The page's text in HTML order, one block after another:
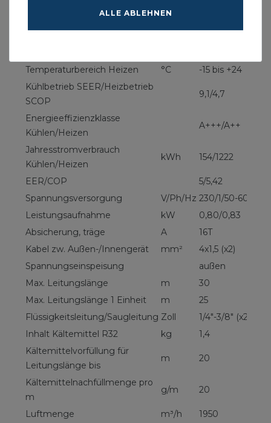
Heizleistung min./Nenn./max
kW
Temperaturbereich Heizen
°C
-15 bis +24
Kühlbetrieb SEER/Heizbetrieb
SCOP
9,1/4,7
Energieeffizienzklasse
Kühlen/Heizen
A+++/A++
Jahresstromverbrauch
Kühlen/Heizen
kWh 154/1222
EER/COP
5/5,42
Spannungsversorgung
V/Ph/Hz 230/1/50-60
Leistungsaufnahme
kW
0,80/0,83
Absicherung, träge
A
16T
Kabel zw. Außen-/Innengerät
mm²
4x1,5 (x2)
Spannungseinspeisung
außen
Max. Leitungslänge
m
30
Max. Leitungslänge 1 Einheit
m
25
Flüssigkeitsleitung/Saugleitung Zoll
1/4"-3/8" (x2)
Inhalt Kältemittel R32
kg
1,4
Kältemittelvorfüllung für
Leitungslänge bis
m 20
Kältemittelnachfüllmenge pro
m
g/m 20
Luftmenge m³/h
1950
ALLE ABLEHNEN